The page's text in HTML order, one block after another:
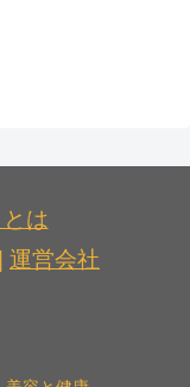
は
| 運営会社